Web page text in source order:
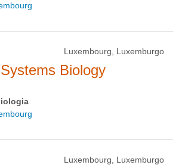
Luxembourg, Luxemburgo
Biology
Luxembourg, Luxemburgo